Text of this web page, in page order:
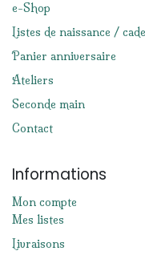
e-Shop
Listes de naissance /
Panier anniversaire
Ateliers
Seconde main
Contact
Informations
Mon compte
Mes listes
Livraisons